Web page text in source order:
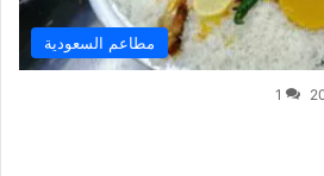
مطاعم السعودية
1